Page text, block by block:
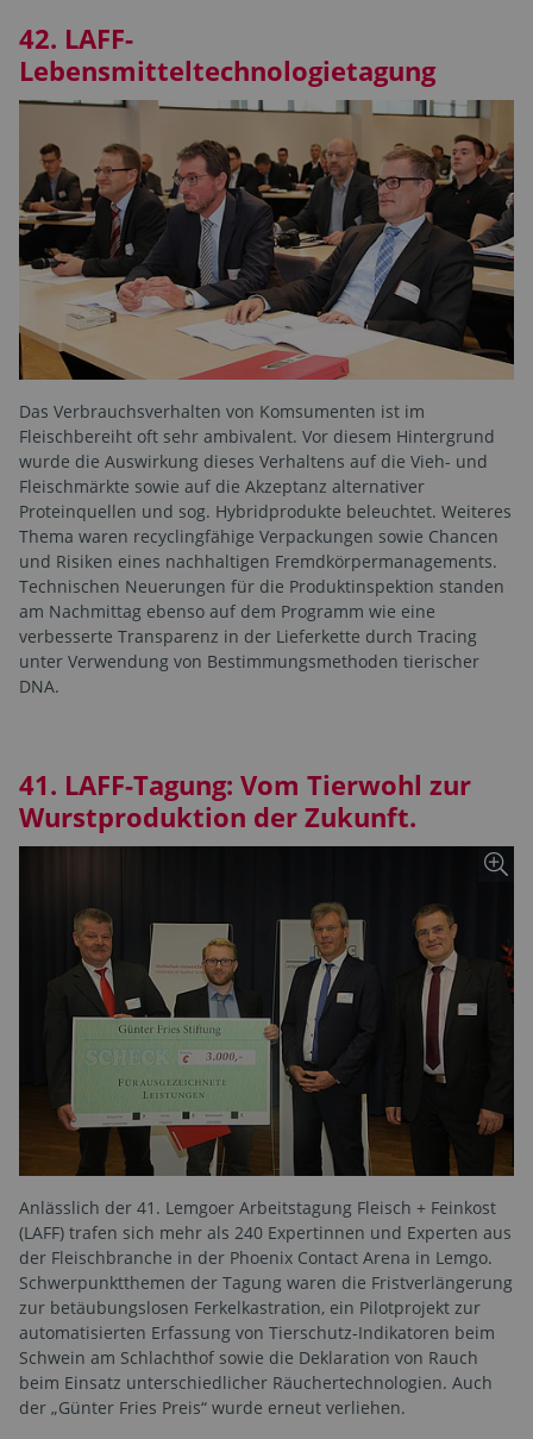
42. LAFF-
Lebensmitteltechnologietagung
Das Verbrauchsverhalten von Komsumenten ist im
Fleischbereiht oft sehr ambivalent. Vor diesem Hintergrund
wurde die Auswirkung dieses Verhaltens auf die Vieh- und
Fleischmärkte sowie auf die Akzeptanz alternativer
Proteinquellen und sog. Hybridprodukte beleuchtet. Weiteres
Thema waren recyclingfähige Verpackungen sowie Chancen
und Risiken eines nachhaltigen Fremdkörpermanagements.
Technischen Neuerungen für die Produktinspektion standen
am Nachmittag ebenso auf dem Programm wie eine
verbesserte Transparenz in der Lieferkette durch Tracing
unter Verwendung von Bestimmungsmethoden tierischer
DNA.
41. LAFF-Tagung: Vom Tierwohl zur
Wurstproduktion der Zukunft.
Anlässlich der 41. Lemgoer Arbeitstagung Fleisch + Feinkost
(LAFF) trafen sich mehr als 240 Expertinnen und Experten aus
der Fleischbranche in der Phoenix Contact Arena in Lemgo.
Schwerpunktthemen der Tagung waren die Fristverlängerung
zur betäubungslosen Ferkelkastration, ein Pilotprojekt zur
automatisierten Erfassung von Tierschutz-Indikatoren beim
Schwein am Schlachthof sowie die Deklaration von Rauch
beim Einsatz unterschiedlicher Räuchertechnologien. Auch
der „Günter Fries Preis“ wurde erneut verliehen.